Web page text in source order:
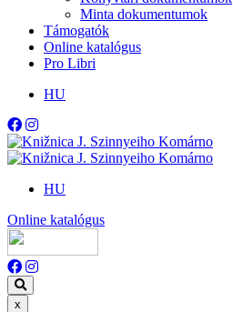
Minta dokumentumok
Támogatók
Online katalógus
Pro Libri
HU
HU
Online katalógus
x